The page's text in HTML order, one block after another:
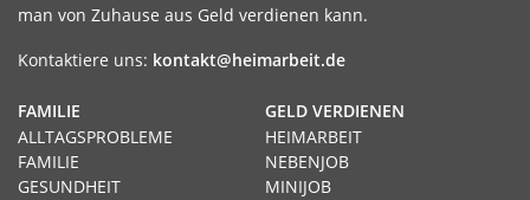
man von Zuhause aus Geld verdienen kann.
Kontaktiere uns: kontakt@heimarbeit.de
GELD VERDIENEN
HEIMARBEIT
NEBENJOB
MINIJOB
FAMILIE
ALLTAGSPROBLEME
FAMILIE
GESUNDHEIT